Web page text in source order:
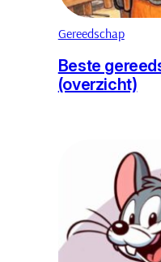
Gereedschap
Beste
(overzicht)